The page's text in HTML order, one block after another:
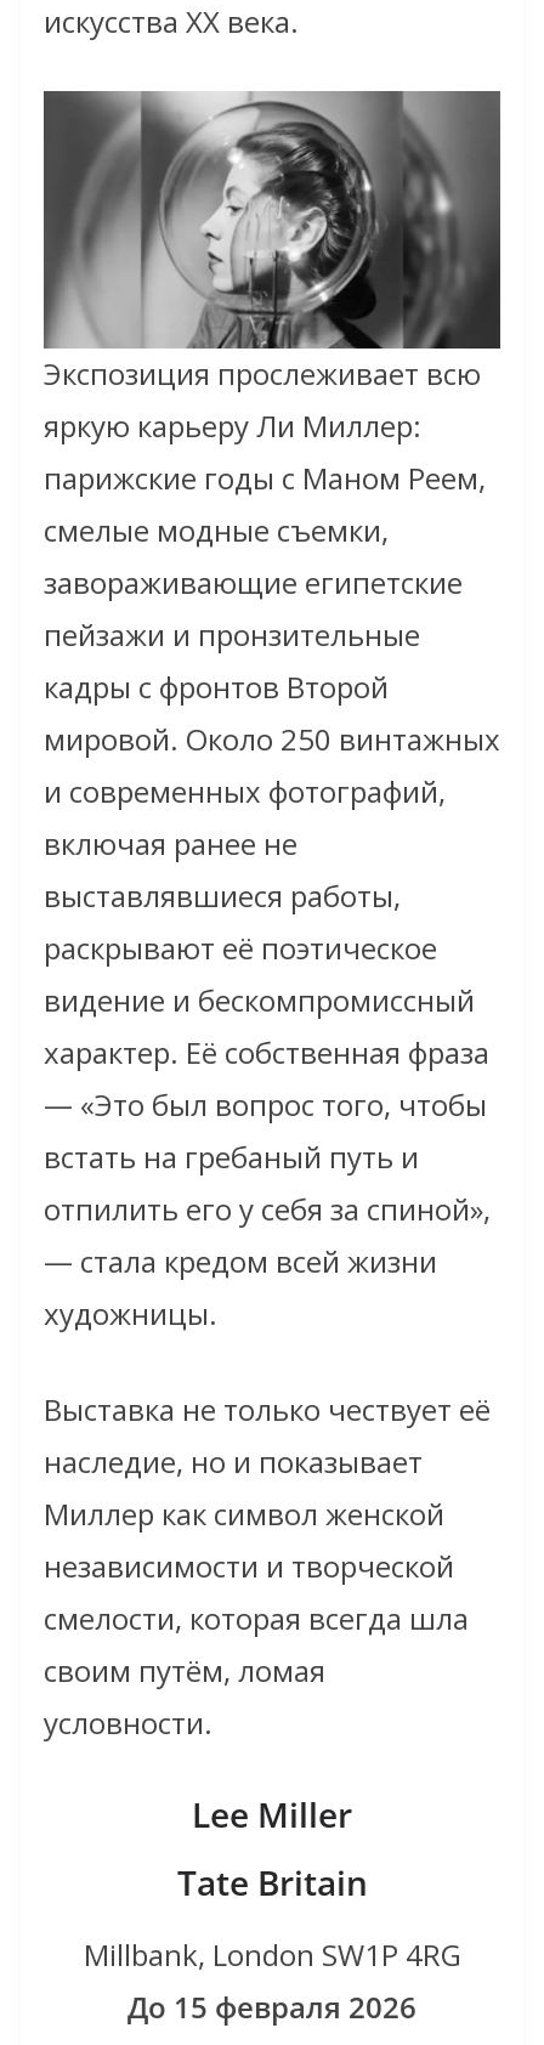
искусства XX века.
Экспозиция прослеживает всю
яркую карьеру Ли Миллер:
парижские годы с Маном Реем,
смелые модные съемки,
завораживающие египетские
пейзажи и пронзительные
кадры с фронтов Второй
мировой. Около 250 винтажных
и современных фотографий,
включая ранее не
выставлявшиеся работы,
раскрывают её поэтическое
видение и бескомпромиссный
характер. Её собственная фраза
— «Это был вопрос того, чтобы
встать на гребаный путь и
отпилить его у себя за спиной»,
— стала кредом всей жизни
художницы.
Выставка не только чествует её
наследие, но и показывает
Миллер как символ женской
независимости и творческой
смелости, которая всегда шла
своим путём, ломая
условности.
Lee Miller
Tate Britain
Millbank, London SW1P 4RG
До 15 февраля 2026